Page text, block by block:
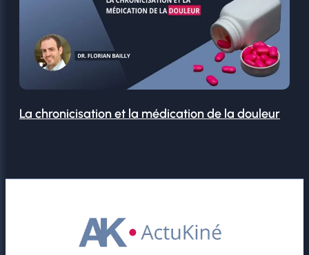
La chronicisation et la médication de la douleur